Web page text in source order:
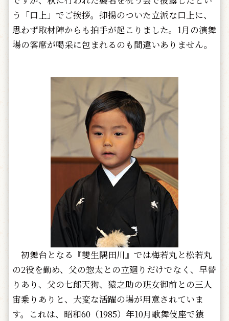
う「口上」でご挨拶。抑揚のついた立派な口上に、
思わず取材陣からも拍手が起こりました。1月の演舞
場の客席が喝采に包まれるのも間違いありません。
初舞台となる『雙生隅田川』では梅若丸と松若丸
の2役を勤め、父の惣太との立廻りだけでなく、早替
りあり、父の七郎天狗、猿之助の班女御前との三人
宙乗りありと、大変な活躍の場が用意されていま
す。これは、昭和60（1985）年10月歌舞伎座で猿